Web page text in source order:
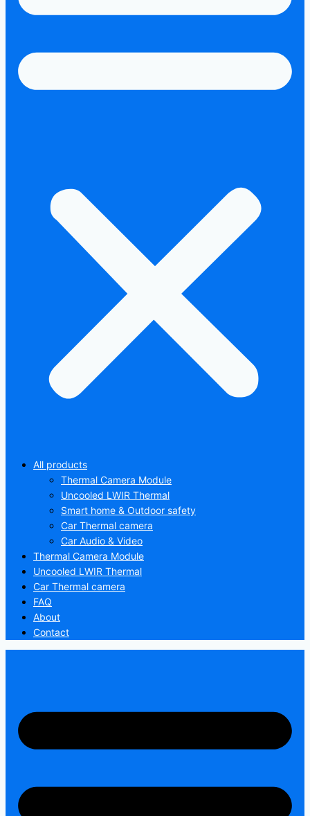
All products
Thermal Camera Module
Uncooled LWIR Thermal
Smart home & Outdoor safety
Car Thermal camera
Car Audio & Video
Thermal Camera Module
Uncooled LWIR Thermal
Car Thermal camera
FAQ
About
Contact